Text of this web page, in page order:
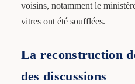
voisins, notamment le
vitres ont été soufflées.
La reconstruction
des discussions